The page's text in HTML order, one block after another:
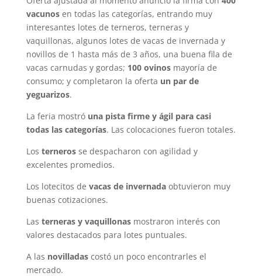
vacunosen todas las categorías, entrando muy
interesantes lotes de terneros, terneras y
vaquillonas, algunos lotes de vacas de invernada y
novillos de 1 hasta más de 3 años, una buena fila de
vacas carnudas y gordas; 100 ovinosmayoría de
consumo; y completaron la oferta un par de
yeguarizos.
La feria mostró una pista firme y ágil para casi
todas las categorías. Las colocaciones fueron totales.
Los ternerosse despacharon con agilidad y
excelentes promedios.
Los lotecitos de vacas de invernadaobtuvieron muy
buenas cotizaciones.
Las terneras y vaquillonasmostraron interés con
valores destacados para lotes puntuales.
A las novilladascostó un poco encontrarles el
mercado.